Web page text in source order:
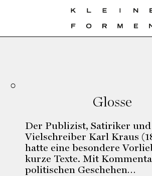
Glosse
Der Publizist, Satiriker und
Vielschreiber Karl Kraus
hatte eine besondere
kurze Texte. Mit
politischen Geschehen…